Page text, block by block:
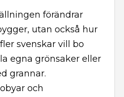
förändrar
utan också hur
svenskar vill bo
egna grönsaker eller
grannar.
och